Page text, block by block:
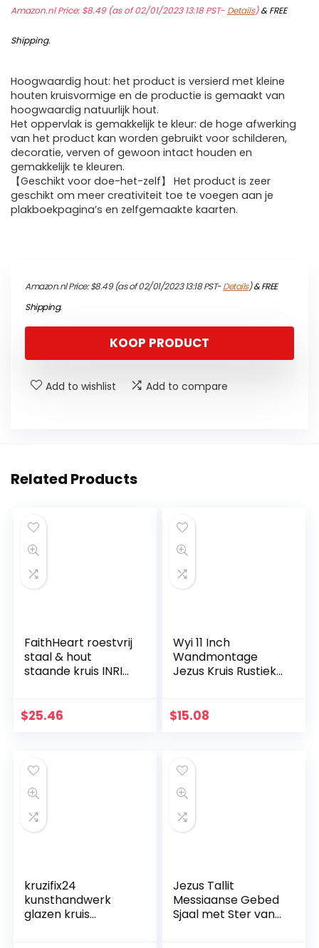
Amazon.nl Price:$8.49(as of 02/01/2023 13:18 PST- Details)&FREE
Shipping.
Hoogwaardig hout: het product is versierd met kleine
houten kruisvormige en de productie is gemaakt van
hoogwaardig natuurlijk hout.
Het oppervlak is gemakkelijk te kleur: de hoge afwerking
van het product kan worden gebruikt voor schilderen,
decoratie, verven of gewoon intact houden en
gemakkelijk te kleuren.
【Geschikt voor doe-het-zelf】 Het product is zeer
geschikt om meer creativiteit toe te voegen aan je
plakboekpagina’s en zelfgemaakte kaarten.
Amazon.nl Price:$8.49(as of 02/01/2023 13:18 PST-Details)&FREE
Shipping.
KOOP PRODUCT
Add to wishlist Add to compare
Related Products
FaithHeart roestvrij
staal & hout
staande kruis INRI
Home Decoratie
$25.46
Wyi 11 Inch
Wandmontage
Jezus Kruis Rustieke
Zwart Heilige Jezus
Decoratie
$15.08
kruzifix24
kunsthandwerk
glazen kruis
Jezus Tallit
Messiaanse Gebed
Sjaal met Ster van